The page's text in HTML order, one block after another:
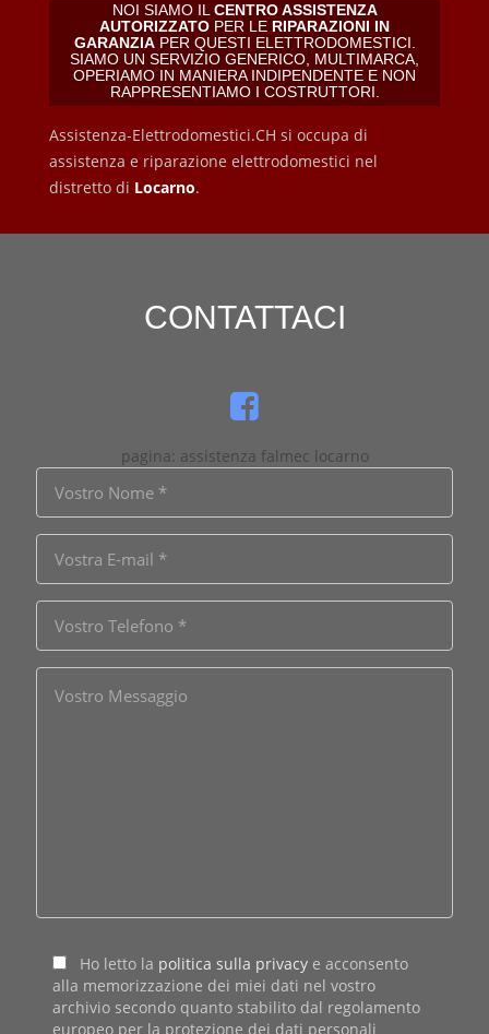
NOI SIAMO IL CENTRO ASSISTENZA
AUTORIZZATO PER LE RIPARAZIONI IN
GARANZIAPER QUESTI ELETTRODOMESTICI.
SIAMO UN SERVIZIO GENERICO, MULTIMARCA,
OPERIAMO IN MANIERA INDIPENDENTE E NON
RAPPRESENTIAMO I COSTRUTTORI.
Assistenza-Elettrodomestici.CH si occupa di
assistenza e riparazione elettrodomestici nel
distretto di Locarno.
CONTATTACI
pagina: assistenza falmec locarno
Ho letto la politica sulla privacy e acconsento
alla memorizzazione dei miei dati nel vostro
archivio secondo quanto stabilito dal regolamento
europeo per la protezione dei dati personali